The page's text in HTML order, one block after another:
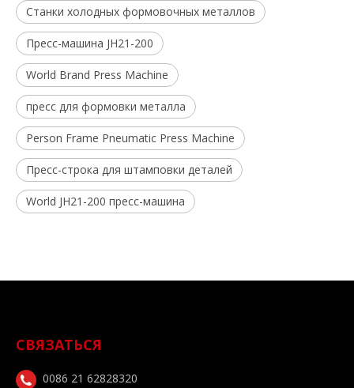
Станки холодных формовочных металлов
Пресс-машина JH21-200
World Brand Press Machine
пресс для формовки металла
Person Frame Pneumatic Press Machine
Пресс-строка для штамповки деталей
World JH21-200 пресс-машина
СВЯЗАТЬСЯ
0086 21 62828320